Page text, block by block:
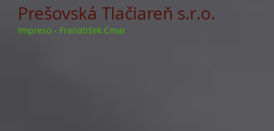
Prešovská Tlačiareň s.r.o.
Impreso - Franatišek Cmar